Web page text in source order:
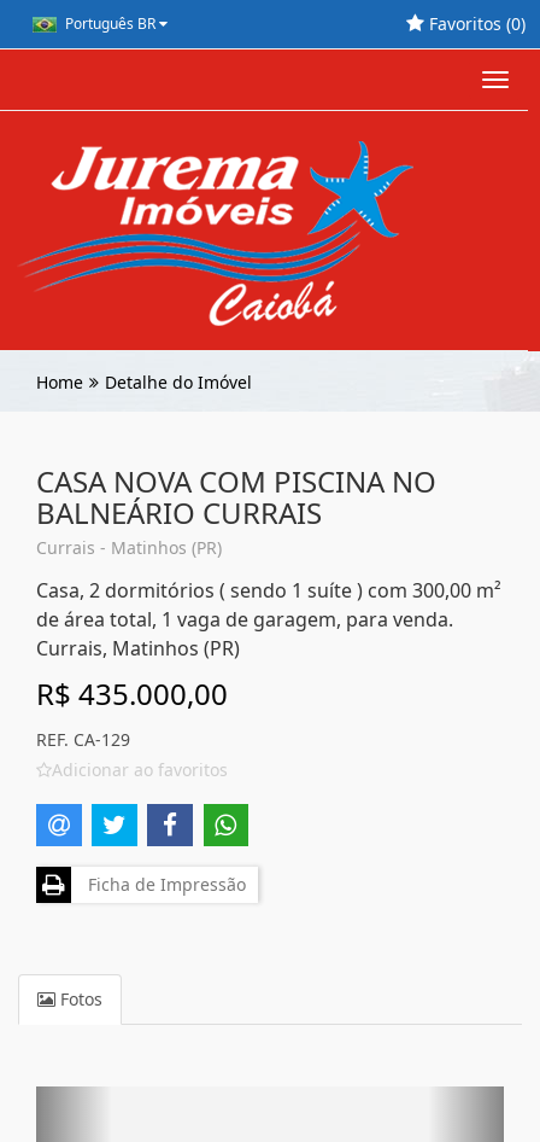
Português BR Favoritos (0)
Home Detalhe do Imóvel
CASA NOVA COM PISCINA NO
BALNEÁRIO CURRAIS
Currais - Matinhos (PR)
Casa, 2 dormitórios ( sendo 1 suíte ) com 300,00 m²
de área total, 1 vaga de garagem, para venda.
Currais, Matinhos (PR)
R$ 435.000,00
REF. CA-129
Adicionar ao favoritos
Ficha de Impressão
Fotos